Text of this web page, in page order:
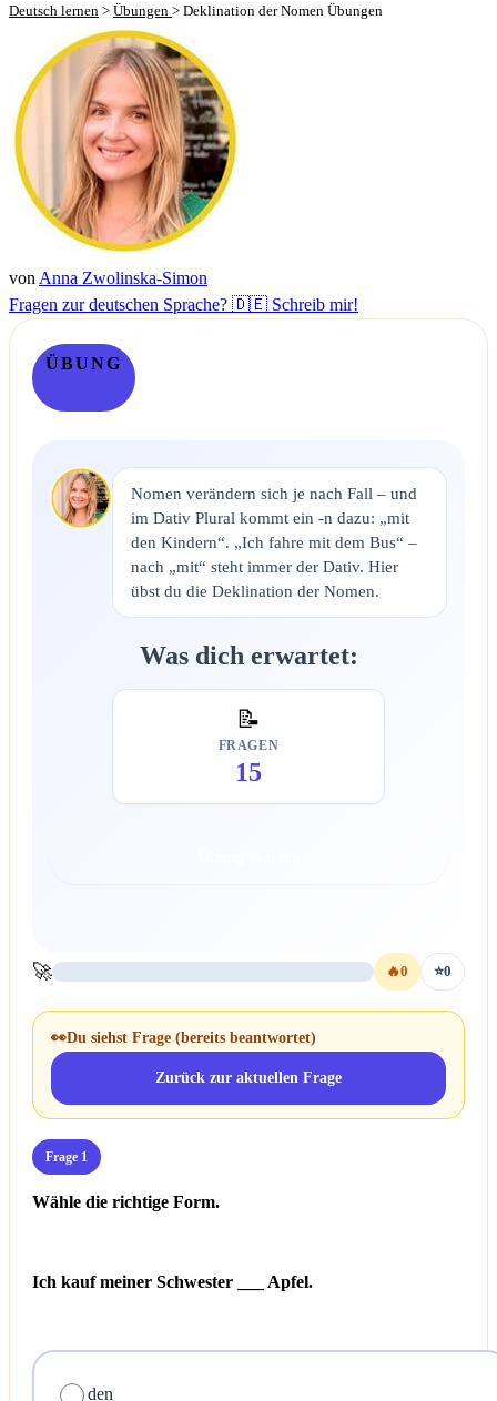
Deutsch lernen > Übungen > Deklination der Nomen Übungen
von Anna Zwolinska-Simon
Fragen zur deutschen Sprache? 🇩🇪 Schreib mir!
ÜBUNG
Nomen verändern sich je nach Fall – und
im Dativ Plural kommt ein -n dazu: „mit
den Kindern“. „Ich fahre mit dem Bus“ –
nach „mit“ steht immer der Dativ. Hier
übst du die Deklination der Nomen.
Was dich erwartet:
📝
FRAGEN
15
🚀 🔥0 ⭐0
👀Du siehst Frage (bereits beantwortet)
Zurück zur aktuellen Frage
Frage 1
Wähle die richtige Form.
Ich kauf meiner Schwester ___ Apfel.
den